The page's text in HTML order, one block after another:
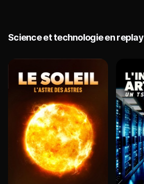
Science et technologie en replay